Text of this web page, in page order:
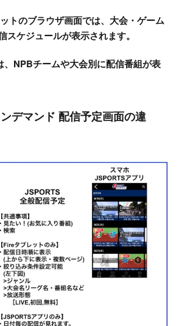
トのブラウザ画面では、大会・ゲーム
スケジュールが表示されます。
NPBチームや大会別に配信番組が表
デマンド 配信予定画面の違